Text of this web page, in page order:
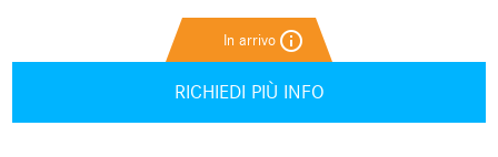
info_outline
RICHIEDI PIÙ INFO